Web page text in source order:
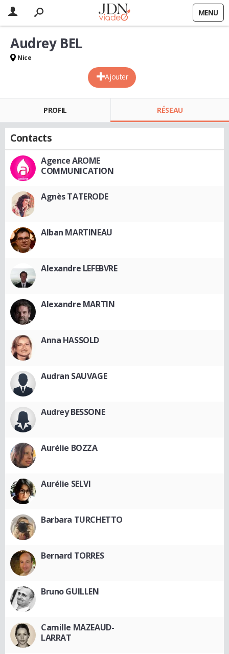
MENU
Ajouter
Audrey BEL
Nice
PROFIL RÉSEAU
Contacts
Agence AROME
COMMUNICATION
Agnès TATERODE
Alban MARTINEAU
Alexandre LEFEBVRE
Alexandre MARTIN
Anna HASSOLD
Audran SAUVAGE
Audrey BESSONE
Aurélie BOZZA
Aurélie SELVI
Barbara TURCHETTO
Bernard TORRES
Bruno GUILLEN
Camille MAZEAUD-
LARRAT